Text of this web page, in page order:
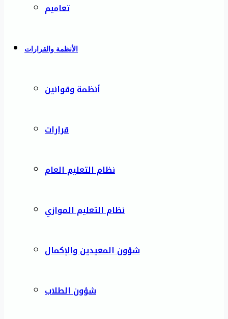
تعاميم
الأنظمة والقرارات
أنظمة وقوانين
قرارات
نظام التعليم العام
نظام التعليم الموازي
شؤون المعيدين والإكمال
شؤون الطلاب